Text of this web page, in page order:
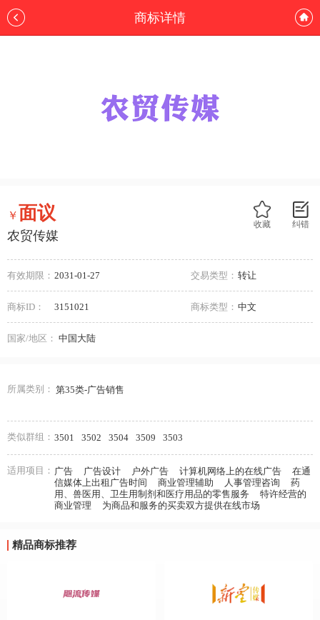
商标详情
纠错
收藏
￥面议
农贸传媒
有效期限： 2031-01-27 交易类型： 转让
商标ID： 3151021 商标类型： 中文
国家/地区： 中国大陆
所属类别： 第35类-广告销售
类似群组： 3501 3502 3504 3509 3503
适用项目： 广告 广告设计 户外广告 计算机网络上的在线广告
在通
信媒体上出租广告时间
商业管理辅助 人事管理咨询
药
用、兽医用、卫生用制剂和医疗用品的零售服务
特许经营的
商业管理
为商品和服务的买卖双方提供在线市场
精品商标推荐